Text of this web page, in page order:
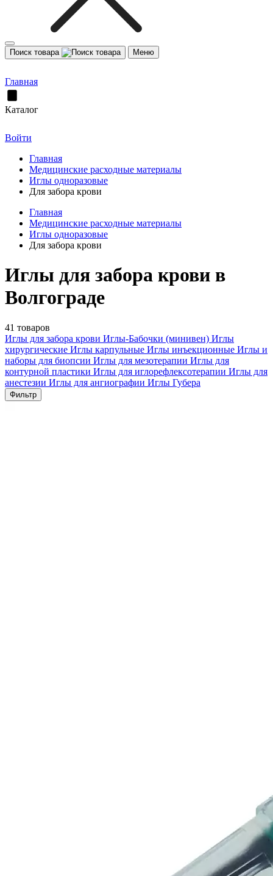
Поиск товара Меню
Главная
Каталог
Войти
Главная
Медицинские расходные материалы
Иглы одноразовые
Для забора крови
Главная
Медицинские расходные материалы
Иглы одноразовые
Для забора крови
Иглы для забора крови в
Волгограде
41 товаров
Иглы для забора крови Иглы-Бабочки (минивен) Иглы
хирургические Иглы карпульные Иглы инъекционные Иглы и
наборы для биопсии Иглы для мезотерапии Иглы для
контурной пластики Иглы для иглорефлексотерапии Иглы для
анестезии Иглы для ангиографии Иглы Губера
Фильтр